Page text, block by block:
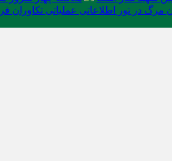
مرگ در تور اطلاعاتی عملیاتی تکاوران